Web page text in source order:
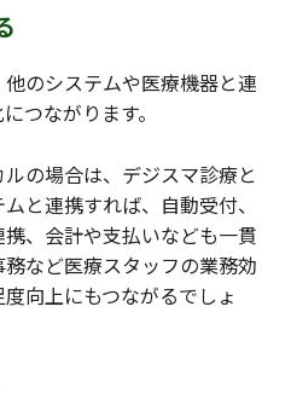
のシステムや医療機器と連
つながります。
の場合は、デジスマ診療と
と連携すれば、自動受付、
、会計や支払いなども一貫
など医療スタッフの業務効
向上にもつながるでしょ